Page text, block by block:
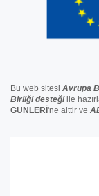
Bu web sitesi Avrupa
Birliğidesteğiile
GÜNLERİ 'ne aittir ve